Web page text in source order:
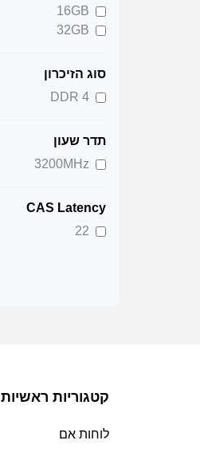
16GB
32GB
סוג הזיכרון
DDR 4
תדר שעון
3200MHz
CAS Latency
22
קטגוריות ראשיות
לוחות אם